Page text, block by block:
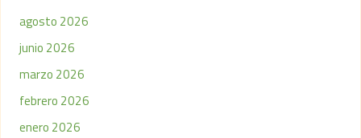
agosto 2026
junio 2026
marzo 2026
febrero 2026
enero 2026